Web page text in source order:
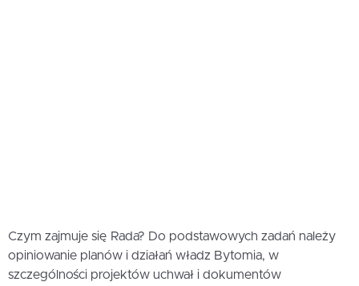
Czym zajmuje się Rada? Do podstawowych zadań należy
opiniowanie planów i działań władz Bytomia, w
szczególności projektów uchwał i dokumentów